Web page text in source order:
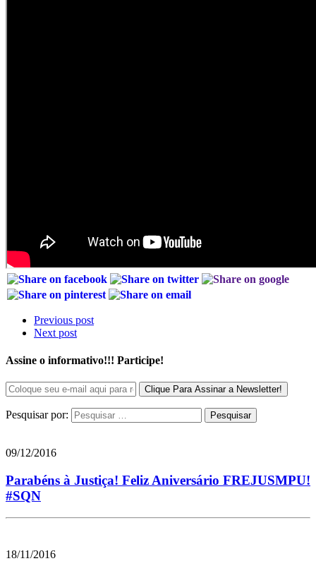
Previous post
Next post
Assine o informativo!!! Participe!
Pesquisar por:
09/12/2016
Parabéns à Justiça! Feliz Aniversário FREJUSMPU!
#SQN
18/11/2016